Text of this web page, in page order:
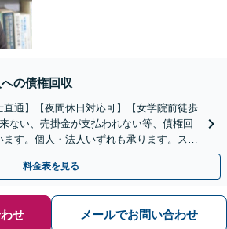
の債権回収
直通】【夜間休日対応可】【女学院前徒歩
ない、売掛金が支払われない等、債権回
す。個人・法人いずれも承ります。スピ
けて着実に行動します。
料金表を見る
せ メールでお問い合わせ